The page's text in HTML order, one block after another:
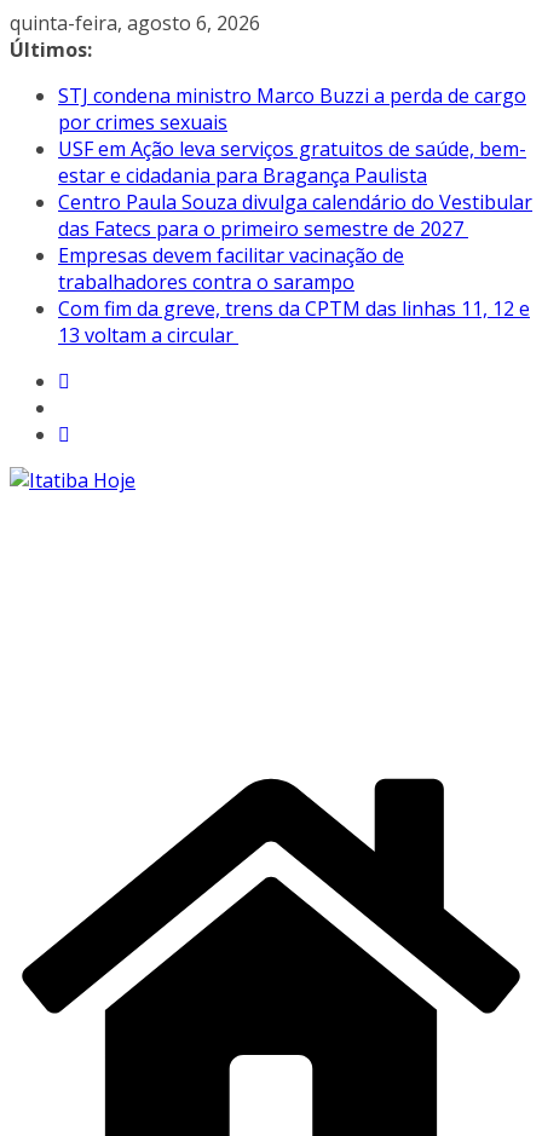
Pular
para
conteúdo
quinta-feira, agosto 6, 2026
Últimos:
STJ condena ministro Marco Buzzi a perda de cargo
por crimes sexuais
USF em Ação leva serviços gratuitos de saúde, bem-
estar e cidadania para Bragança Paulista
Centro Paula Souza divulga calendário do Vestibular
das Fatecs para o primeiro semestre de 2027
Empresas devem facilitar vacinação de
trabalhadores contra o sarampo
Com fim da greve, trens da CPTM das linhas 11, 12 e
13 voltam a circular